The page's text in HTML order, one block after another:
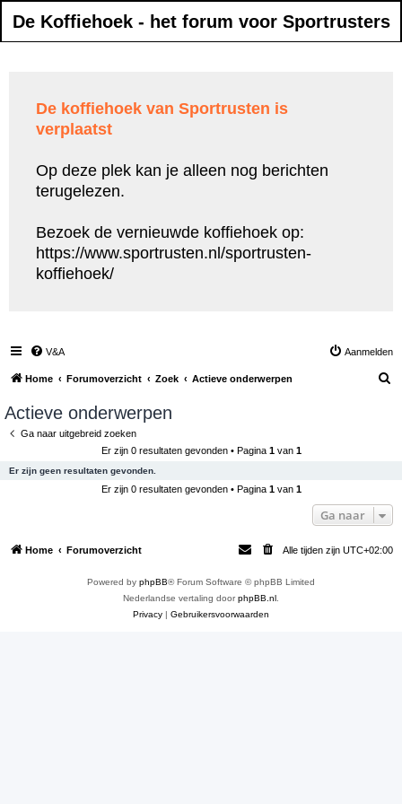
De Koffiehoek - het forum voor Sportrusters
De koffiehoek van Sportrusten is
verplaatst
Op deze plek kan je alleen nog berichten
terugelezen.
Bezoek de vernieuwde koffiehoek op:
https://www.sportrusten.nl/sportrusten-
koffiehoek/
V&A Aanmelden
Home Forumoverzicht Zoek Actieve onderwerpen
Actieve onderwerpen
Ga naar uitgebreid zoeken
Er zijn 0 resultaten gevonden • Pagina 1van 1
Er zijn geen resultaten gevonden.
Er zijn 0 resultaten gevonden • Pagina 1van 1
Ga naar
Home Forumoverzicht Alle tijden zijn UTC+02:00
Powered by phpBB® Forum Software © phpBB Limited
Nederlandse vertaling doorphpBB.nl
Privacy | Gebruikersvoorwaarden